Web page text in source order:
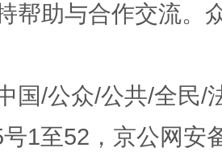
责任有效落实
帮助与合作交流。
国/公众/公共/全民/
1至52，京公网安